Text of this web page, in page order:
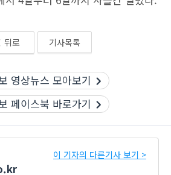
뒤로 기사목록
영상뉴스 모아보기
페이스북 바로가기
이 기자의 다른기사 보기 >